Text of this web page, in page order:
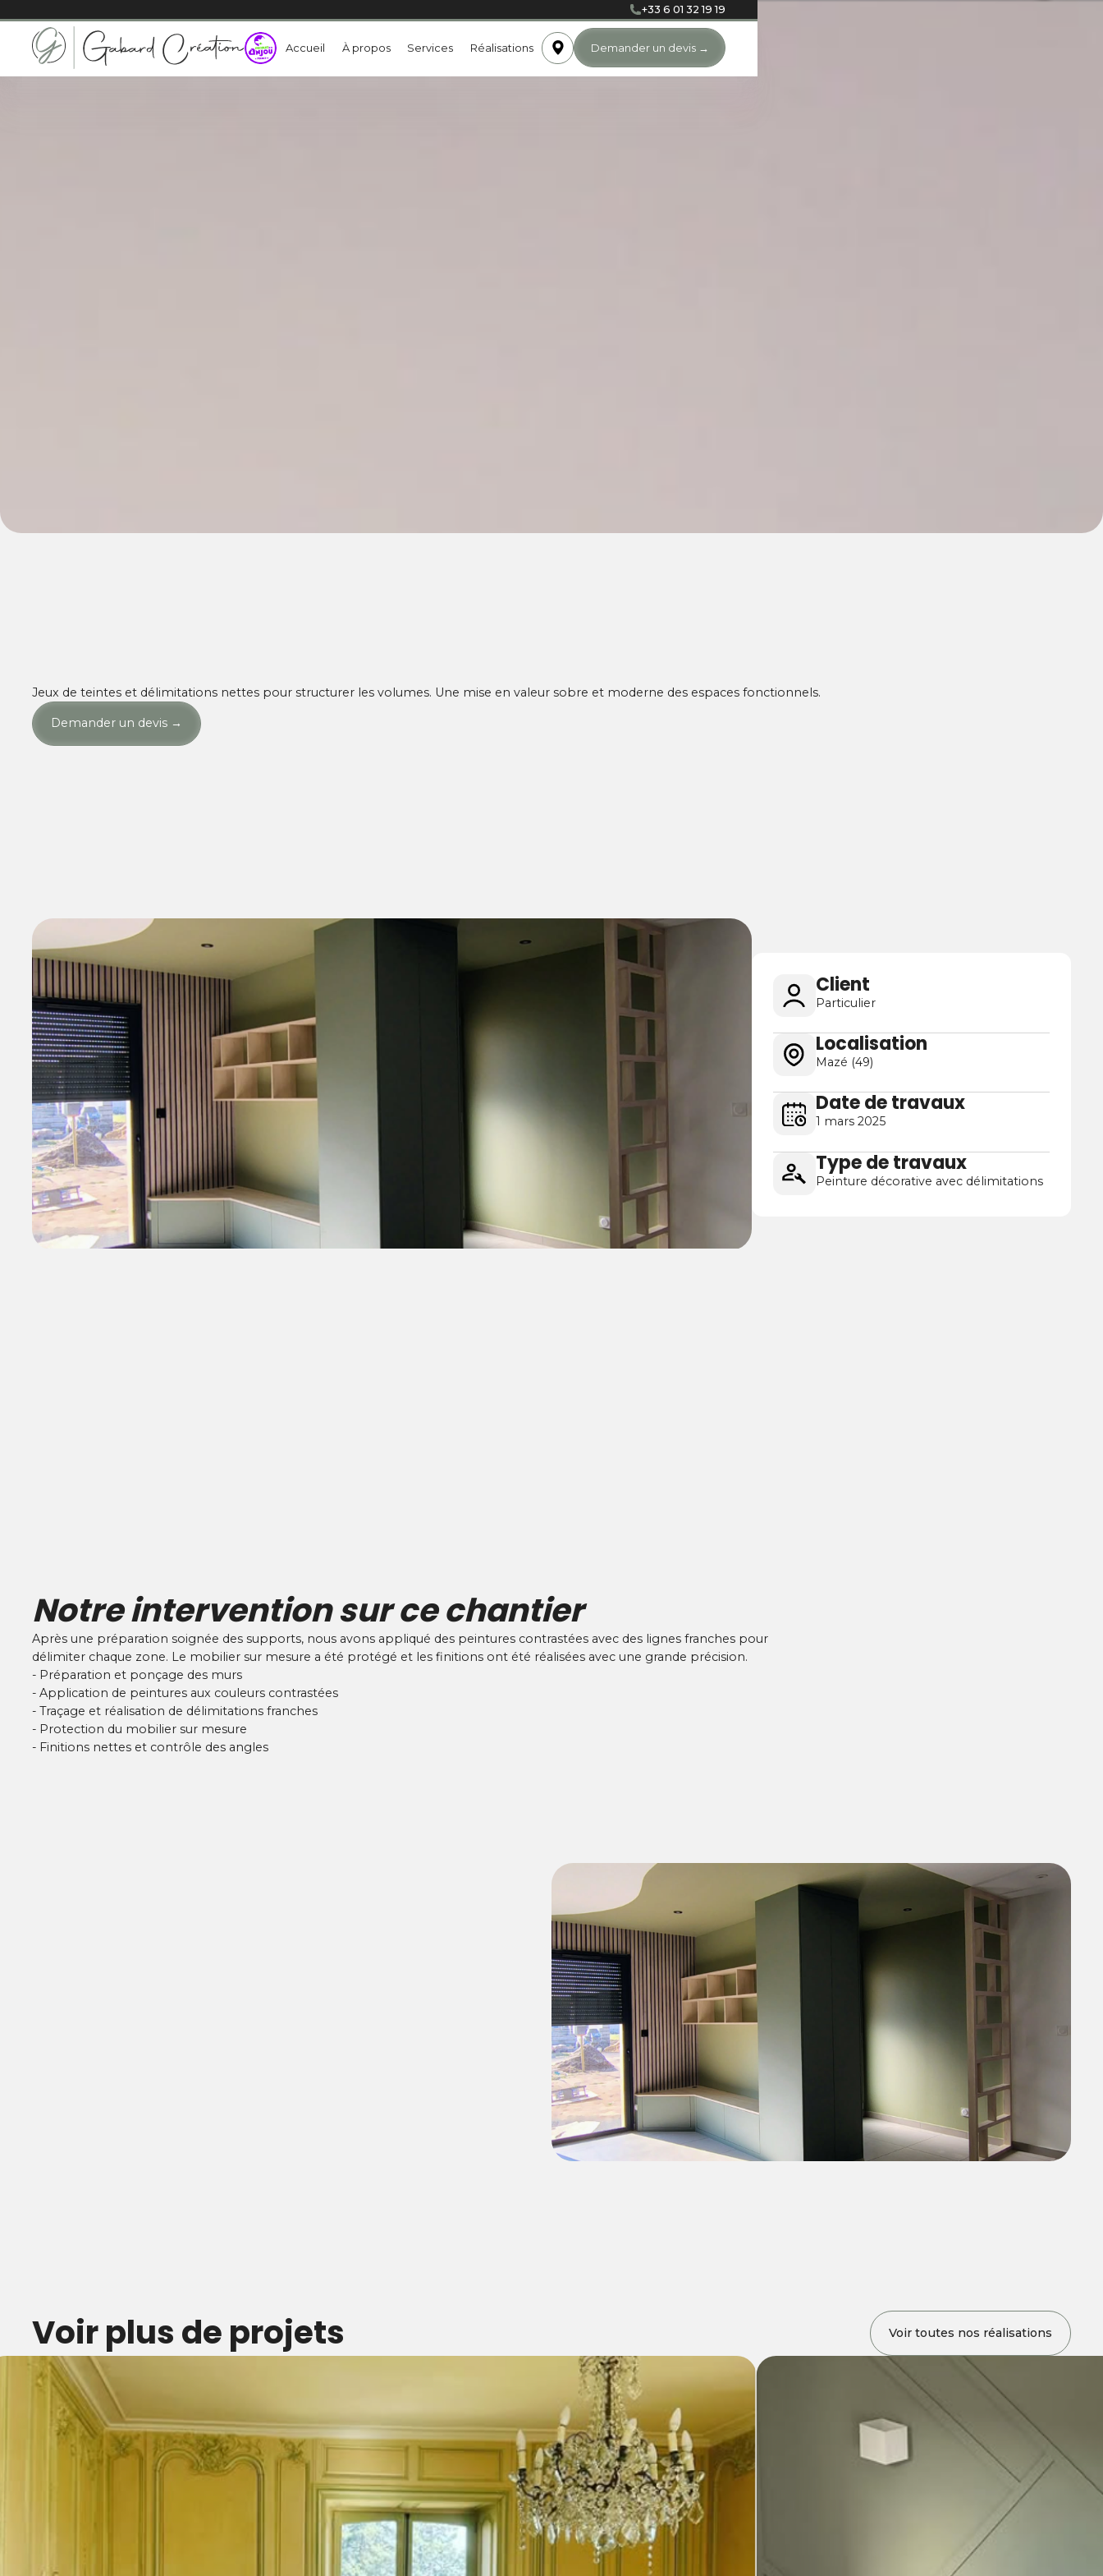
+33 6 01 32 19 19
Accueil À propos Services Réalisations Demander un devis →
Jeux de teintes et délimitations nettes pour structurer les volumes. Une mise en valeur sobre et moderne des espaces fonctionnels.
Demander un devis →
Client
Particulier
Localisation
Mazé (49)
Date de travaux
1 mars 2025
Type de travaux
Peinture décorative avec délimitations
Notre intervention sur ce chantier
Après une préparation soignée des supports, nous avons appliqué des peintures contrastées avec des lignes franches pour
délimiter chaque zone. Le mobilier sur mesure a été protégé et les finitions ont été réalisées avec une grande précision.
- Préparation et ponçage des murs
- Application de peintures aux couleurs contrastées
- Traçage et réalisation de délimitations franches
- Protection du mobilier sur mesure
- Finitions nettes et contrôle des angles
Voir plus de projets Voir toutes nos réalisations